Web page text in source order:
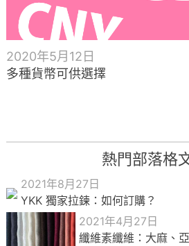
2020年5月12日
多種貨幣可供選擇
熱門部落格
2021年8月27日
YKK 獨家拉鍊：如何訂購？
2021年4月27日
纖維素纖維：大麻、